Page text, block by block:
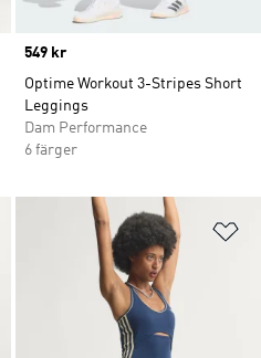
Price
549 kr
Optime Workout 3-Stripes Short
Leggings
Dam Performance
6 färger
Lägg till på önskelistan